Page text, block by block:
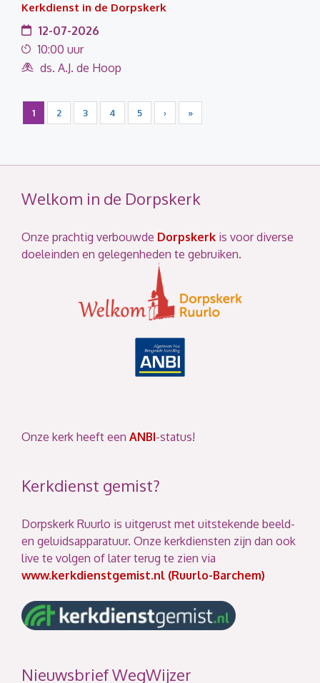
Kerkdienst in de Dorpskerk
12-07-2026
10:00 uur
ds. A.J. de Hoop
1 2 3 4 5 › »
Welkom in de Dorpskerk
Onze prachtig verbouwde Dorpskerk is voor diverse
doeleinden en gelegenheden te gebruiken.
Onze kerk heeft een ANBI-status!
Kerkdienst gemist?
Dorpskerk Ruurlo is uitgerust met uitstekende beeld-
en geluidsapparatuur. Onze kerkdiensten zijn dan ook
live te volgen of later terug te zien via
www.kerkdienstgemist.nl (Ruurlo-Barchem)
Nieuwsbrief WegWijzer